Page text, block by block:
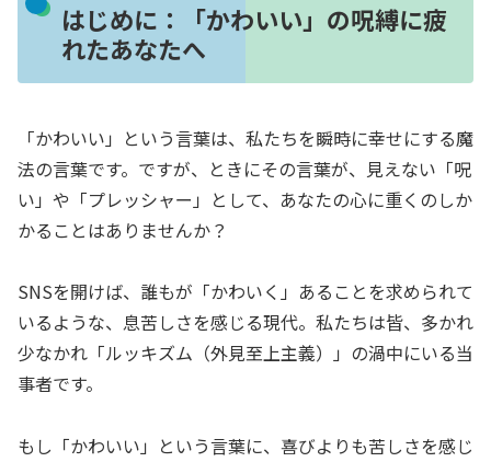
はじめに：「かわいい」の呪縛に疲
れたあなたへ
「かわいい」という言葉は、私たちを瞬時に幸せにする魔
法の言葉です。ですが、ときにその言葉が、見えない「呪
い」や「プレッシャー」として、あなたの心に重くのしか
かることはありませんか？
SNSを開けば、誰もが「かわいく」あることを求められて
いるような、息苦しさを感じる現代。私たちは皆、多かれ
少なかれ「ルッキズム（外見至上主義）」の渦中にいる当
事者です。
もし「かわいい」という言葉に、喜びよりも苦しさを感じ